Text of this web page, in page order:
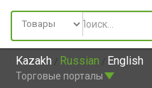
Kazakh / Russian / English
Торговые порталы